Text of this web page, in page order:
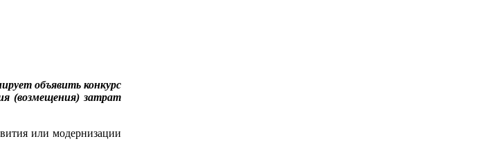
объявить конкурс
(возмещения) затрат
или модернизации